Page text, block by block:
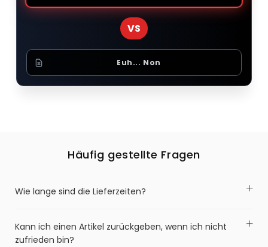
VS
Euh... Non
Häufig gestellte Fragen
Wie lange sind die Lieferzeiten?
Kann ich einen Artikel zurückgeben, wenn ich nicht
zufrieden bin?